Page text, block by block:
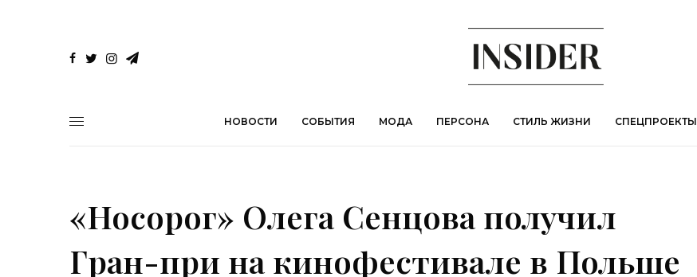
НОВОСТИ СОБЫТИЯ МОДА ПЕРСОНА СТИЛЬ ЖИЗНИ СПЕЦПРОЕКТЫ
«Носорог» Олега Сенцова получил
Гран-при на кинофестивале в Польше